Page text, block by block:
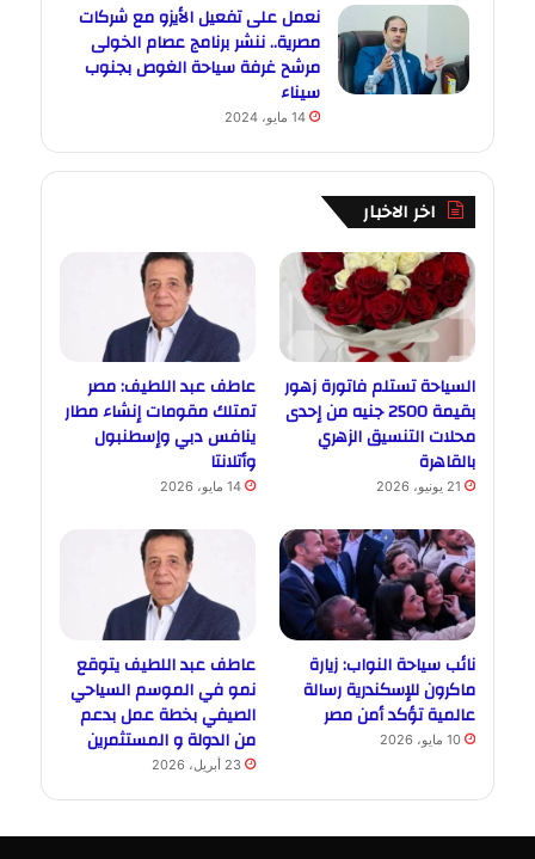
نعمل على تفعيل الأيزو مع شركات
مصرية.. ننشر برنامج عصام الخولى
مرشح غرفة سياحة الغوص بجنوب
سيناء
14 مايو، 2024
اخر الاخبار
السياحة تستلم فاتورة زهور
بقيمة 2500 جنيه من إحدى
محلات التنسيق الزهري
بالقاهرة
21 يونيو، 2026
عاطف عبد اللطيف: مصر
تمتلك مقومات إنشاء مطار
ينافس دبي وإسطنبول
وأتلانتا
14 مايو، 2026
نائب سياحة النواب: زيارة
ماكرون للإسكندرية رسالة
عالمية تؤكد أمن مصر
10 مايو، 2026
عاطف عبد اللطيف يتوقع
نمو في الموسم السياحي
الصيفي بخطة عمل بدعم
من الدولة و المستثمرين
23 أبريل، 2026